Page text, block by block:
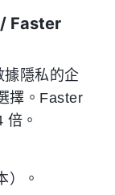
Faster
據隱私的企
擇。Faster
。
）。